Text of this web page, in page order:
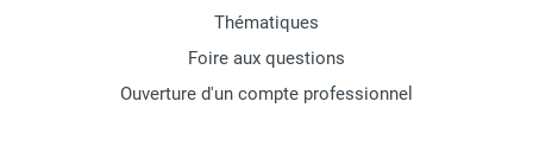
Thématiques
Foire aux questions
Ouverture d'un compte professionnel